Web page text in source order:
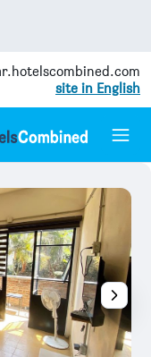
site in English